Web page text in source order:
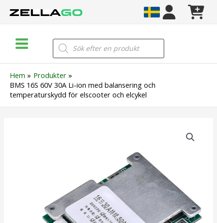
Menu
Products
search
Hem
Produkter
BMS 16S 60V 30A Li-ion med balansering och
temperaturskydd för elscooter och elcykel